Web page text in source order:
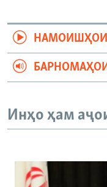
НАМОИШҲОИ
Инҳо ҳам